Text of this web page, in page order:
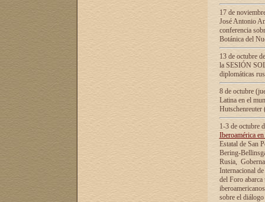
17 de
José Antonio
conferencia
Botánica del
13 de octubre
la SESIÓN
diplomáticas
8 de octubre
Latina en el
1-3 de octubre
Iberoamérica
Estatal de San
Bering-
Rusia,
Internacional
del Foro
sobre el